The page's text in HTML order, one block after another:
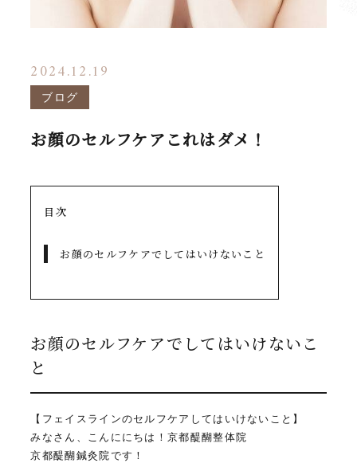
2024.12.19
ブログ
お顔のセルフケアこれはダメ！
目次
お顔のセルフケアでしてはいけないこと
お顔のセルフケアでしてはいけないこ
と
【フェイスラインのセルフケアしてはいけないこと】
みなさん、こんににちは！京都醍醐整体院
京都醍醐鍼灸院です！